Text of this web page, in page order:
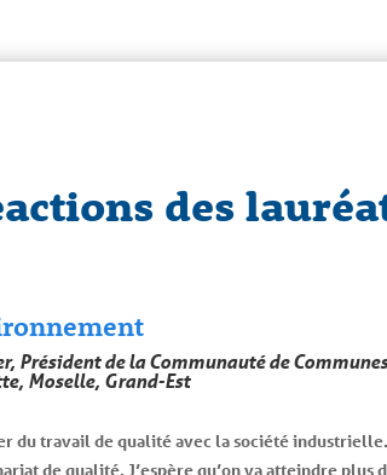
des
Président de la Communauté de Communes
Moselle, Grand-Est
du travail de qualité avec la société industrielle.
de qualité. J’espère qu’on va atteindre plus